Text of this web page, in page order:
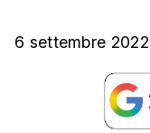
6 settembre 2022